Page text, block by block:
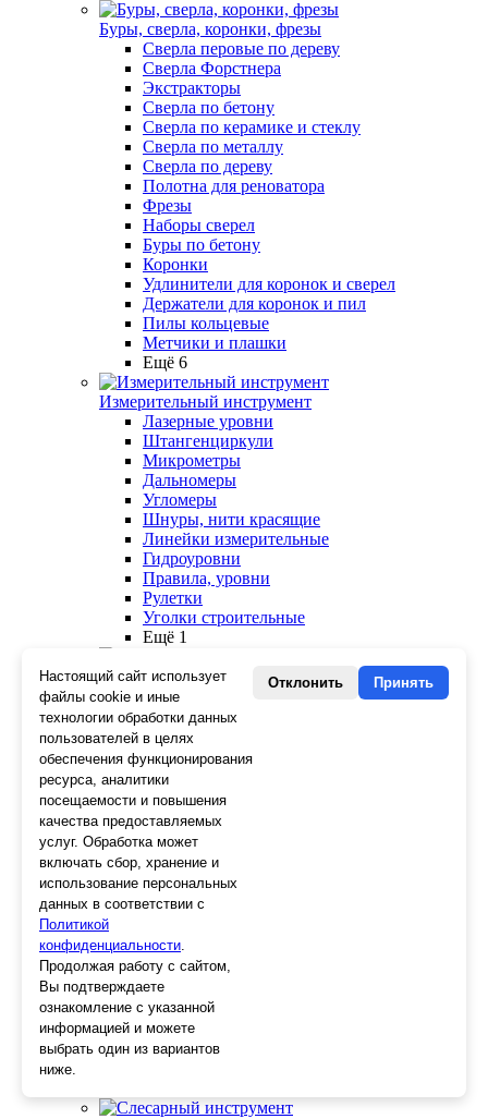
Буры, сверла, коронки, фрезы
Сверла перовые по дереву
Сверла Форстнера
Экстракторы
Сверла по бетону
Сверла по керамике и стеклу
Сверла по металлу
Сверла по дереву
Полотна для реноватора
Фрезы
Наборы сверел
Буры по бетону
Коронки
Удлинители для коронок и сверел
Держатели для коронок и пил
Пилы кольцевые
Метчики и плашки
Ещё 6
Измерительный инструмент
Лазерные уровни
Штангенциркули
Микрометры
Дальномеры
Угломеры
Шнуры, нити красящие
Линейки измерительные
Гидроуровни
Правила, уровни
Рулетки
Уголки строительные
Ещё 1
Крепежный инструмент
Скобы для степлера
Крюки для вязки
Гвозди для степлера
Просекатели
Степлеры
Заклепочники
Отделочный инструмент
Клеевые пистолеты и стержни
СВП, крестики, клинья
Средства защиты
Скребки
Лезвия
Лента малярная, скотч
Стеклорезы
Плиткорезы
Пистолеты для герметика и пены
Шила
Настоящий сайт использует
файлы cookie и иные
технологии обработки данных
пользователей в целях
обеспечения функционирования
ресурса, аналитики
посещаемости и повышения
качества предоставляемых
услуг. Обработка может
включать сбор, хранение и
использование персональных
данных в соответствии с
Политикой
конфиденциальности.
Продолжая работу с сайтом,
Вы подтверждаете
ознакомление с указанной
информацией и можете
выбрать один из вариантов
ниже.
Отклонить Принять